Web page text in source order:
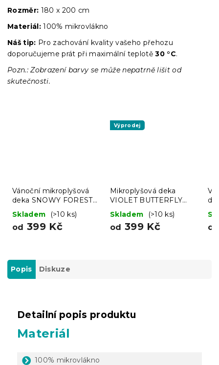
Rozměr: 180 x 200 cm
Materiál: 100% mikrovlákno
Náš tip: Pro zachování kvality vašeho přehozu
doporučujeme prát při maximální teplotě30 °C.
Pozn.: Zobrazení barvy se může nepatrně lišit od
skutečnosti.
Vánoční mikroplyšová
deka SNOWY FOREST
šedá
Skladem (>10 ks)
od 399 Kč
Výprodej
Mikroplyšová deka
VIOLET BUTTERFLY
tmavě modrá
Skladem (>10 ks)
od 399 Kč od
Popis Diskuze
Detailní popis produktu
Materiál
100% mikrovlákno